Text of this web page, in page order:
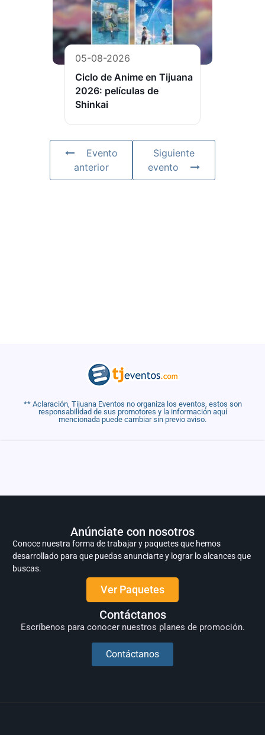
05-08-2026
Ciclo de Anime en Tijuana
2026: películas de
Shinkai
Evento
anterior
Siguiente
evento
** Aclaración, Tijuana Eventos no organiza los eventos, estos son
responsabilidad de sus promotores y la información aquí
mencionada puede cambiar sin previo aviso.
Anúnciate con nosotros
Conoce nuestra forma de trabajar y paquetes que hemos
desarrollado para que puedas anunciarte y lograr lo alcances que
buscas.
Ver Paquetes
Contáctanos
Escríbenos para conocer nuestros planes de promoción.
Contáctanos